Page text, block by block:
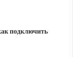
сгибаться
согнута с
подключить